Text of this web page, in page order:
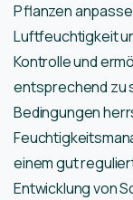
Pflanzen
Luftfeuchtigkeit
Kontrolle und
entsprechend zu
Bedingungen
einem gut
Entwicklung von